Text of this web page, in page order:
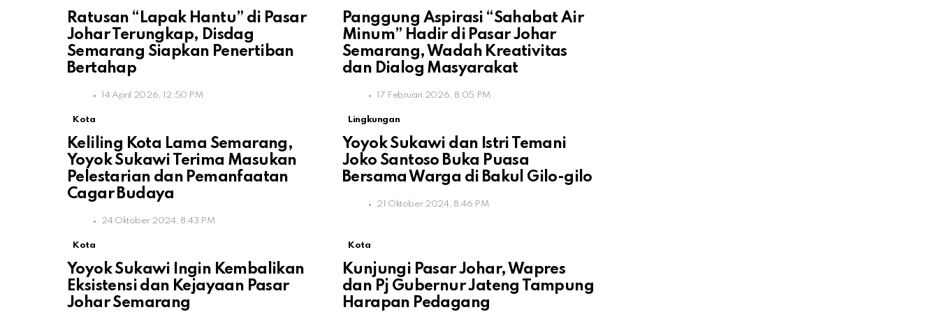
Ratusan “Lapak Hantu” di Pasar
Johar Terungkap, Disdag
Semarang Siapkan Penertiban
Bertahap
14 April 2026, 12:50 PM
Panggung Aspirasi “Sahabat Air
Minum” Hadir di Pasar Johar
Semarang, Wadah Kreativitas
dan Dialog Masyarakat
17 Februari 2026, 8:05 PM
Kota
Keliling Kota Lama Semarang,
Yoyok Sukawi Terima Masukan
Pelestarian dan Pemanfaatan
Cagar Budaya
24 Oktober 2024, 8:43 PM
Lingkungan
Yoyok Sukawi dan Istri Temani
Joko Santoso Buka Puasa
Bersama Warga di Bakul Gilo-gilo
21 Oktober 2024, 8:46 PM
Kota
Yoyok Sukawi Ingin Kembalikan
Eksistensi dan Kejayaan Pasar
Johar Semarang
Kota
Kunjungi Pasar Johar, Wapres
dan Pj Gubernur Jateng Tampung
Harapan Pedagang